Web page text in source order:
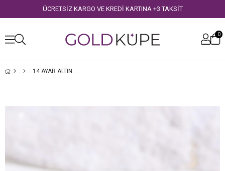
ÜCRETSİZ KARGO VE KREDİ KARTINA +3 TAKSİT
0
14 AYAR ALTIN Z HARF KÜPE